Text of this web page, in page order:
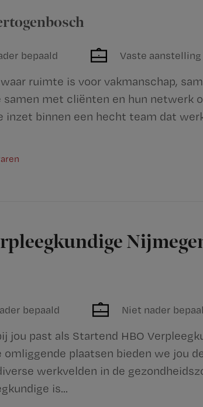
bepaald Vaste aanstelling
ruimte is voor vakmanschap,
samen met cliënten en hun netwerk
inzet binnen een hecht team dat
bepaald Niet nader
jou past als Startend HBO
omliggende plaatsen bieden we jou
werkvelden in de
is...